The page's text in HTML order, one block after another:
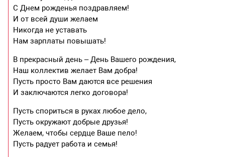
С Днем рожденья поздравляем!
И от всей души желаем
Никогда не уставать
Нам зарплаты повышать!
В прекрасный день – День Вашего рождения,
Наш коллектив желает Вам добра!
Пусть просто Вам даются все решения
И заключаются легко договора!
Пусть спориться в руках любое дело,
Пусть окружают добрые друзья!
Желаем, чтобы сердце Ваше пело!
Пусть радует работа и семья!